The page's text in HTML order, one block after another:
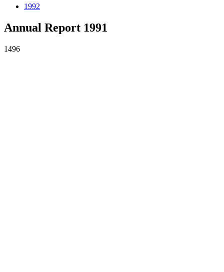
1992
Annual Report 1991
1496